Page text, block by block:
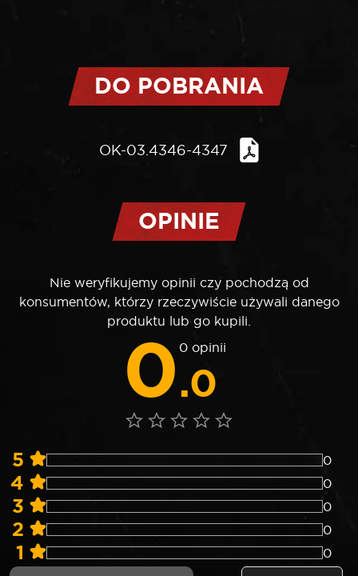
DO POBRANIA
OK-03.4346-4347
OPINIE
Nie weryfikujemy opinii czy pochodzą od
konsumentów, którzy rzeczywiście używali danego
produktu lub go kupili.
0.0
0 opinii
5 0
4 0
3 0
2 0
1 0